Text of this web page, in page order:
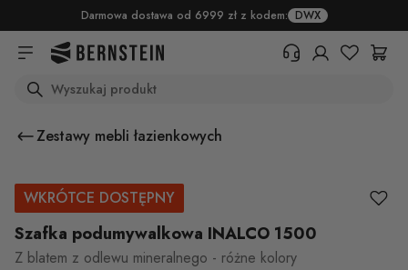
Skip to main contentDarmowa dostawa od 6999 zł z kodem: DWX
produktach, statusie zamówienia
Search
Zestawy mebli łazienkowych
WKRÓTCE DOSTĘPNY
Szafka podumywalkowa INALCO 1500
Z blatem z odlewu mineralnego - różne kolory